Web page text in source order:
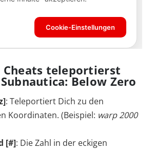
Cheats teleportierst
Below Zero
: Teleportiert Dich zu den
Koordinaten. (Beispiel: warp 2000
[#]: Die Zahl in der eckigen